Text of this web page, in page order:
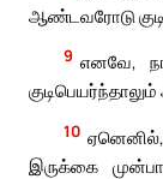
ஆண்டவரோடு
9 எனவே,
10
இருக்கை